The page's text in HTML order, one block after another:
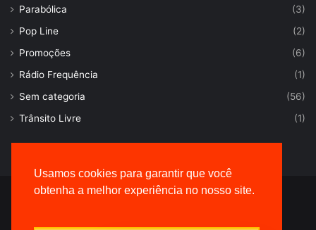
Usamos cookies para garantir que você
obtenha a melhor experiência no nosso site.
Parabólica
(3)
Pop Line
(2)
Promoções
(6)
Rádio Frequência
(1)
Sem categoria
(56)
Trânsito Livre
(1)